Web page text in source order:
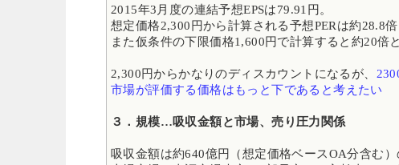
2015年3月度の連結予想EPSは79.91円。
想定価格2,300円から計算される予想PERは約28.8倍
また仮条件の下限価格1,600円で計算すると約20倍
2,300円からかなりのディスカウントになるが、
市場が評価する価格はもっと下であると考えたい
３．規模…吸収金額と市場、売り圧力関係
吸収金額は約640億円（想定価格ベースOA分含む）